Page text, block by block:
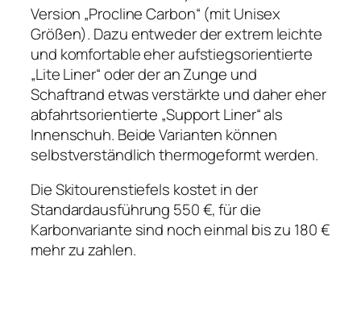
Version „Procline Carbon“ (mit Unisex
Größen). Dazu entweder der extrem leichte
und komfortable eher aufstiegsorientierte
„Lite Liner“ oder der an Zunge und
Schaftrand etwas verstärkte und daher eher
abfahrtsorientierte „Support Liner“ als
Innenschuh. Beide Varianten können
selbstverständlich thermogeformt werden.
Die Skitourenstiefels kostet in der
Standardausführung 550 €, für die
Karbonvariante sind noch einmal bis zu 180 €
mehr zu zahlen.